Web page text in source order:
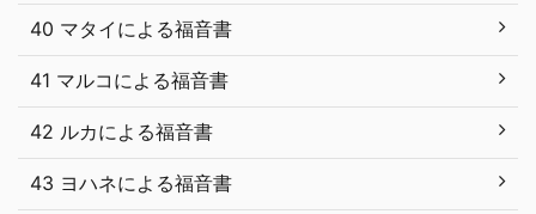
40 マタイによる福音書
41 マルコによる福音書
42 ルカによる福音書
43 ヨハネによる福音書